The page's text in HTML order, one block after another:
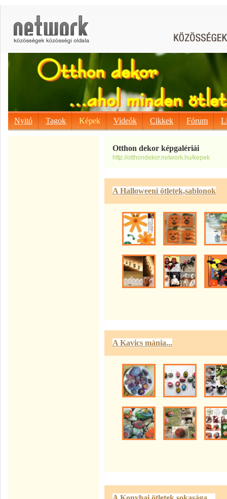
Nyitó Tagok Képek Videók Cikkek Fórum
Otthon dekor képgalériái
http://otthondekor.network.hu/kepek
A Halloweeni ötletek,sablonok
A Kavics mánia...